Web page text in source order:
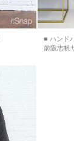
■ ハンド
前阪志帆